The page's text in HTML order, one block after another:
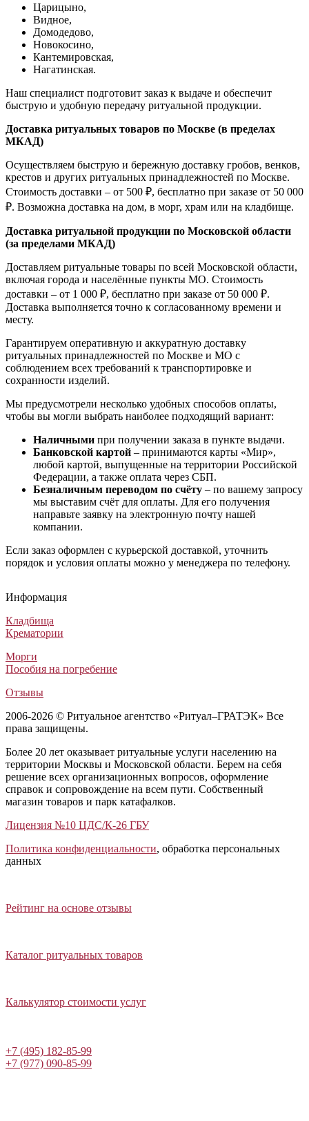
Царицыно,
Видное,
Домодедово,
Новокосино,
Кантемировская,
Нагатинская.
Наш специалист подготовит заказ к выдаче и обеспечит
быструю и удобную передачу ритуальной продукции.
Доставка ритуальных товаров по Москве (в пределах
МКАД)
Осуществляем быструю и бережную доставку гробов, венков,
крестов и других ритуальных принадлежностей по Москве.
Стоимость доставки – от 500 ₽, бесплатно при заказе от 50 000
₽. Возможна доставка на дом, в морг, храм или на кладбище.
Доставка ритуальной продукции по Московской области
(за пределами МКАД)
Доставляем ритуальные товары по всей Московской области,
включая города и населённые пункты МО. Стоимость
доставки – от 1 000 ₽, бесплатно при заказе от 50 000 ₽.
Доставка выполняется точно к согласованному времени и
месту.
Гарантируем оперативную и аккуратную доставку
ритуальных принадлежностей по Москве и МО с
соблюдением всех требований к транспортировке и
сохранности изделий.
Мы предусмотрели несколько удобных способов оплаты,
чтобы вы могли выбрать наиболее подходящий вариант:
Наличными при получении заказа в пункте выдачи.
Банковской картой – принимаются карты «Мир»,
любой картой, выпущенные на территории Российской
Федерации, а также оплата через СБП.
Безналичным переводом по счёту – по вашему запросу
мы выставим счёт для оплаты. Для его получения
направьте заявку на электронную почту нашей
компании.
Если заказ оформлен с курьерской доставкой, уточнить
порядок и условия оплаты можно у менеджера по телефону.
Информация
Кладбища
Крематории
Морги
Пособия на погребение
Отзывы
2006-2026 © Ритуальное агентство «Ритуал–ГРАТЭК» Все
права защищены.
Более 20 лет оказывает ритуальные услуги населению на
территории Москвы и Московской области. Берем на себя
решение всех организационных вопросов, оформление
справок и сопровождение на всем пути. Собственный
магазин товаров и парк катафалков.
Лицензия №10 ЦДС/К-26 ГБУ
Политика конфиденциальности, обработка персональных
данных
Рейтинг на основе отзывы
Каталог ритуальных товаров
Калькулятор стоимости услуг
+7 (495) 182-85-99
+7 (977) 090-85-99